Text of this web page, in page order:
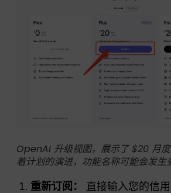
OpenAI 升级视图，展示了 $20 月
着计划的演进，功能名称可能会发生
重新订阅： 直接输入您的信